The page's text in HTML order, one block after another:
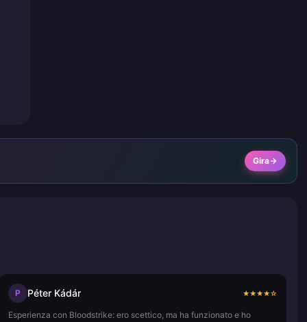
Gira
P Péter Kádár ★★★★☆
Esperienza con Bloodstrike: ero scettico, ma ha funzionato e ho